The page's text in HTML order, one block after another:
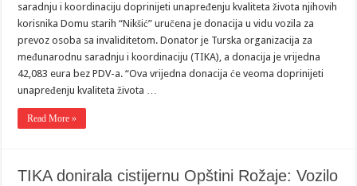
saradnju i koordinaciju doprinijeti unapređenju kvaliteta života njihovih
korisnika Domu starih “Nikšić” uručena je donacija u vidu vozila za
prevoz osoba sa invaliditetom. Donator je Turska organizacija za
međunarodnu saradnju i koordinaciju (TIKA), a donacija je vrijedna
42,083 eura bez PDV-a. “Ova vrijedna donacija će veoma doprinijeti
unapređenju kvaliteta života …
Read More »
TIKA donirala cistijernu Opštini Rožaje: Vozilo